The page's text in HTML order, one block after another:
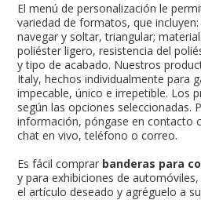
El menú de personalización le
variedad de formatos, que
navegar y soltar, triangular;
poliéster ligero, resistencia del
y tipo de acabado. Nuestros
Italy, hechos individualmente para
impecable, único e irrepetible. Los
según las opciones seleccionadas.
información, póngase en contacto
chat en vivo, teléfono o correo.
Es fácil comprar banderas para
y para exhibiciones de
el artículo deseado y agréguelo a